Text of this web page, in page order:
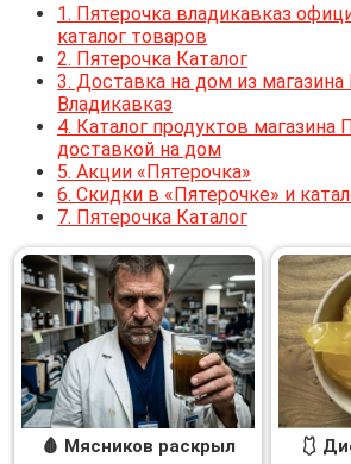
1. Пятерочка владикавказ
каталог товаров
2. Пятерочка Каталог
3. Доставка на дом из магазина
Владикавказ
4. Каталог продуктов магазина
доставкой на дом
5. Акции «Пятерочка»
6. Скидки в «Пятерочке» и
7. Пятерочка Каталог
🩸 Мясников раскрыл
🩱